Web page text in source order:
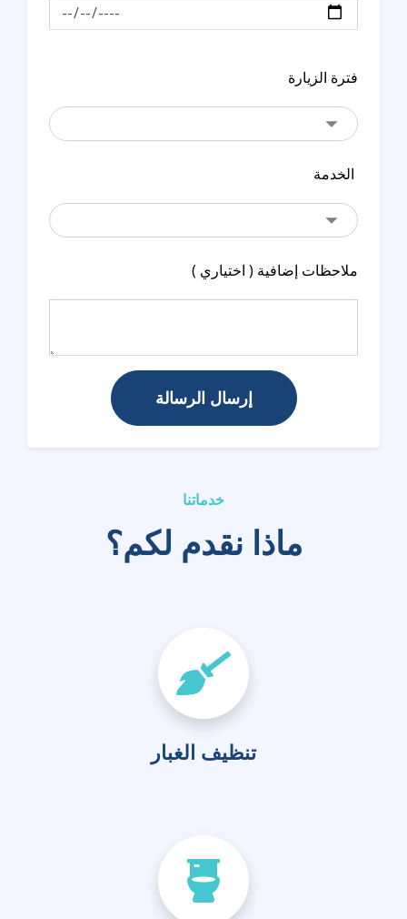
فترة الزيارة
الخدمة
ملاحظات إضافية ( اختياري )
إرسال الرسالة
خدماتنا
ماذا نقدم لكم؟
تنظيف الغبار